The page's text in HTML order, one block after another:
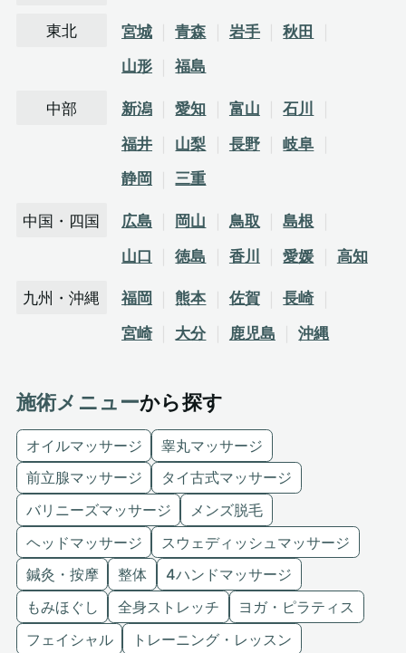
東北 宮城 青森 岩手
秋田
山形
福島
中部 新潟 愛知 富山
石川
福井
山梨 長野
岐阜
静岡
三重
中国・四国 広島 岡山 鳥取
島根
山口
徳島 香川 愛媛 高知
九州・沖縄 福岡 熊本 佐賀
長崎
宮崎
大分 鹿児島 沖縄
施術メニューから探す
オイルマッサージ
睾丸マッサージ
前立腺マッサージ
タイ古式マッサージ
バリニーズマッサージ
メンズ脱毛
ヘッドマッサージ
スウェディッシュマッサージ
鍼灸・按摩
整体
4ハンドマッサージ
もみほぐし
全身ストレッチ
ヨガ・ピラティス
フェイシャル
トレーニング・レッスン